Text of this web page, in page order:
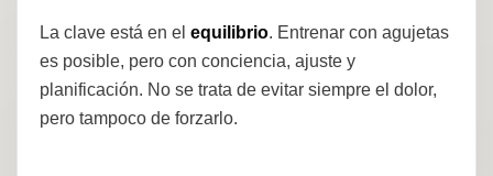
La clave está en el equilibrio. Entrenar con agujetas
es posible, pero con conciencia, ajuste y
planificación. No se trata de evitar siempre el dolor,
pero tampoco de forzarlo.